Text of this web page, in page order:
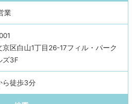
業
京区白山1丁目26-17フィル・パーク
ズ3F
ら徒歩3分